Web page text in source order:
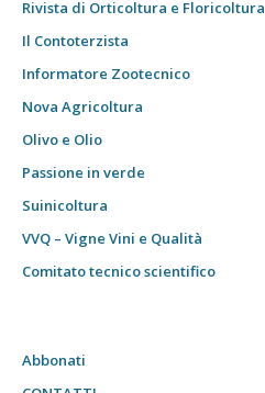
Rivista di Orticoltura e Floricoltura
Il Contoterzista
Informatore Zootecnico
Nova Agricoltura
Olivo e Olio
Passione in verde
Suinicoltura
VVQ – Vigne Vini e Qualità
Comitato tecnico scientifico
Abbonati